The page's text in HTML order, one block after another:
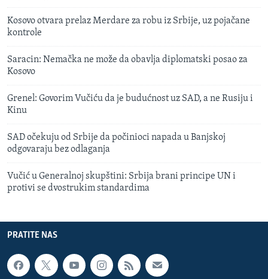
Kosovo otvara prelaz Merdare za robu iz Srbije, uz pojačane
kontrole
Saracin: Nemačka ne može da obavlja diplomatski posao za
Kosovo
Grenel: Govorim Vučiću da je budućnost uz SAD, a ne Rusiju i
Kinu
SAD očekuju od Srbije da počinioci napada u Banjskoj
odgovaraju bez odlaganja
Vučić u Generalnoj skupštini: Srbija brani principe UN i
protivi se dvostrukim standardima
PRATITE NAS